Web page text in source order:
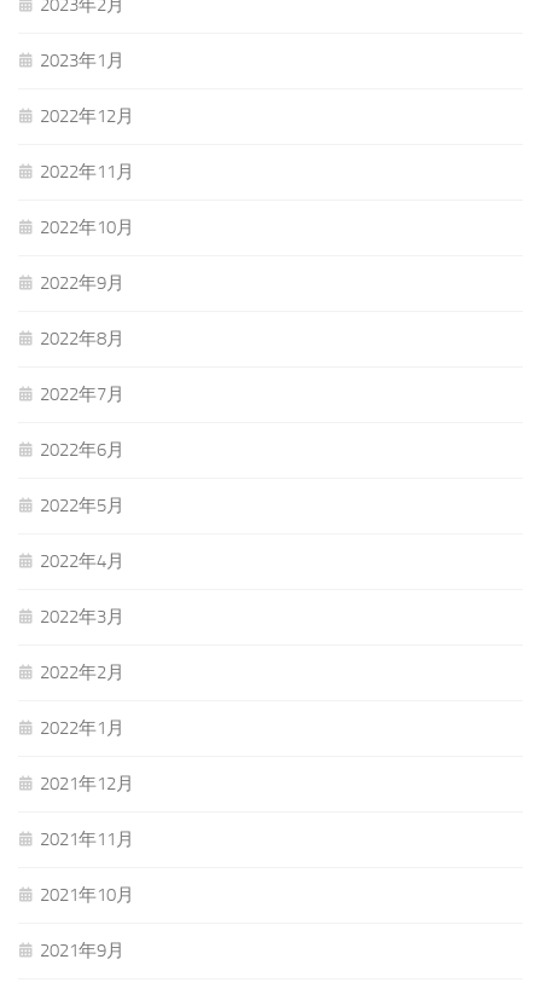
2023年2月
2023年1月
2022年12月
2022年11月
2022年10月
2022年9月
2022年8月
2022年7月
2022年6月
2022年5月
2022年4月
2022年3月
2022年2月
2022年1月
2021年12月
2021年11月
2021年10月
2021年9月